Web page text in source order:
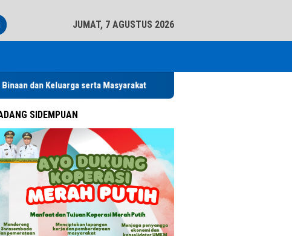
JUMAT, 7 AGUSTUS 2026
serta Masyarakat Pemko Padangsidimpuan Diduga Abaikan
SIDEMPUAN